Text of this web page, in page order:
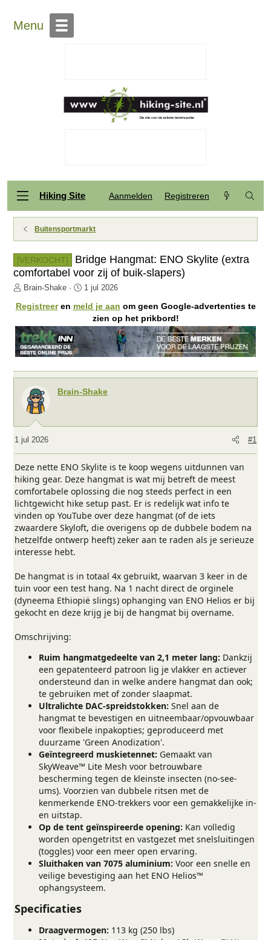
Menu
Hiking Site Aanmelden Registreren
Buitensportmarkt
[VERKOCHT]
Bridge Hangmat: ENO Skylite (extra
comfortabel voor zij of buik-slapers)
O
d
r
w
e
r
t
e
r
Brain-Shake
S
a
d
a
t
m
1 jul 2026
Registreeren meld je aan om geen Google-advertenties te
zien op het prikbord!
Brain-Shake
1 jul 2026 #1
Deze nette ENO Skylite is te koop wegens uitdunnen van
hiking gear. Deze hangmat is wat mij betreft de meest
comfortabele oplossing die nog steeds perfect in een
lichtgewicht hike setup past. Er is redelijk wat info te
vinden op YouTube over deze hangmat (of de iets
zwaardere Skyloft, die overigens op de dubbele bodem na
hetzelfde ontwerp heeft) zeker aan te raden als je serieuze
interesse hebt.
De hangmat is in totaal 4x gebruikt, waarvan 3 keer in de
tuin voor een test hang. Na 1 nacht direct de orginele
(dyneema Ethiopië slings) ophanging van ENO Helios er bij
gekocht en deze krijg je bij de hangmat bij overname.
Omschrijving:
Ruim hangmatgedeelte van 2,1 meter lang: Dankzij
een gepatenteerd patroon lig je vlakker en actiever
ondersteund dan in welke andere hangmat dan ook;
te gebruiken met of zonder slaapmat.
Ultralichte DAC-spreidstokken: Snel aan de
hangmat te bevestigen en uitneembaar/opvouwbaar
voor flexibele inpakopties; geproduceerd met
duurzame 'Green Anodization'.
Geïntegreerd muskietennet: Gemaakt van
SkyWeave™ Lite Mesh voor betrouwbare
bescherming tegen de kleinste insecten (no-see-
ums). Voorzien van dubbele ritsen met de
kenmerkende ENO-trekkers voor een gemakkelijke in-
en uitstap.
Op de tent geïnspireerde opening: Kan volledig
worden opengetritst en vastgezet met snelsluitingen
(toggles) voor een meer open ervaring.
Sluithaken van 7075 aluminium: Voor een snelle en
veilige bevestiging aan het ENO Helios™
ophangsysteem.
Specificaties​
Draagvermogen: 113 kg (250 lbs)